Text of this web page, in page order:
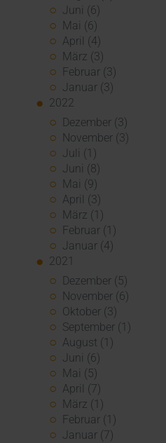
Juni (6)
Mai (6)
April (4)
März (3)
Februar (3)
Januar (3)
2022
Dezember (3)
November (3)
Juli (1)
Juni (8)
Mai (9)
April (3)
März (1)
Februar (1)
Januar (4)
2021
Dezember (5)
November (6)
Oktober (3)
September (1)
August (1)
Juni (6)
Mai (5)
April (7)
März (1)
Februar (1)
Januar (7)